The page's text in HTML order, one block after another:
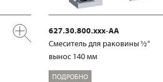
627.30.800.xxx-AA
Смеситель для раковины ½“
вынос 140 мм
ПОДРОБНО